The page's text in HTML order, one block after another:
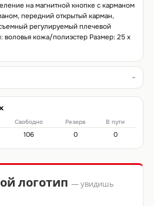
на магнитной кнопке с карманом
передний открытый карман,
регулируемый плечевой
воловья кожа/полиэстер Размер: 25 х
Свободно Резерв В пути
106 0 0
логотип — увидишь